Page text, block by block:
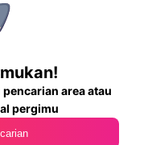
area atau
pergimu